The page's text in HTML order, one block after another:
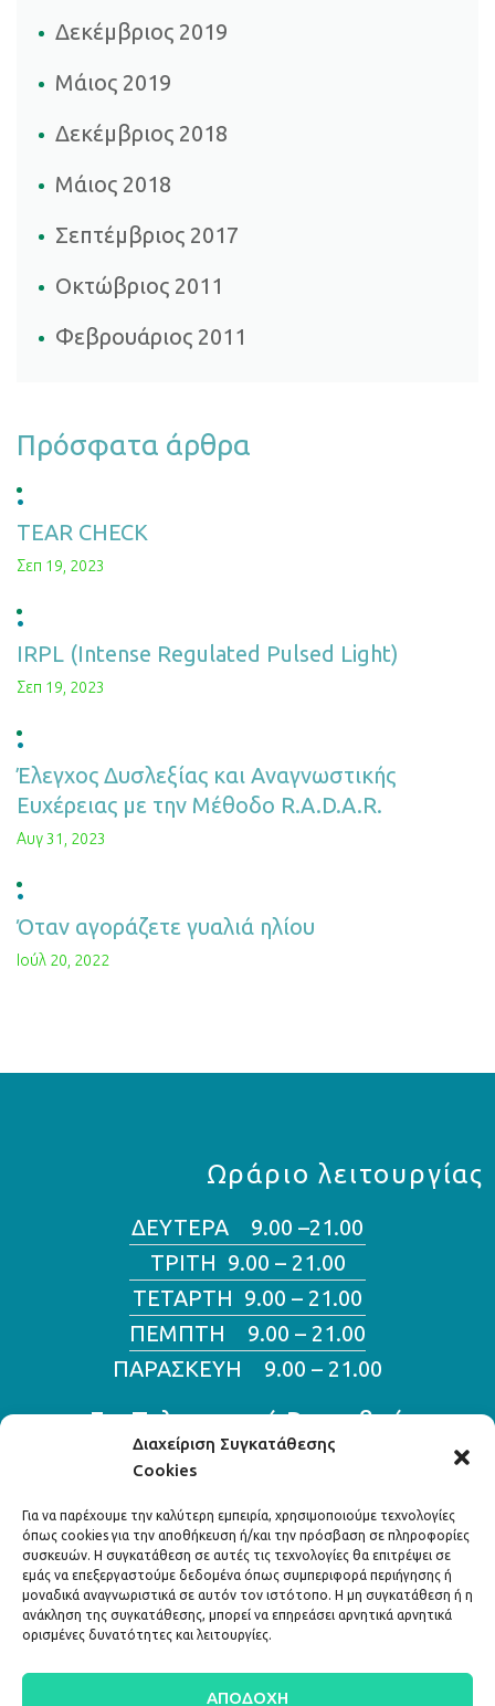
Διαχείριση Συγκατάθεσης
Cookies
Για να παρέχουμε την καλύτερη εμπειρία, χρησιμοποιούμε τεχνολογίες
όπως cookies για την αποθήκευση ή/και την πρόσβαση σε πληροφορίες
συσκευών. Η συγκατάθεση σε αυτές τις τεχνολογίες θα επιτρέψει σε
εμάς να επεξεργαστούμε δεδομένα όπως συμπεριφορά περιήγησης ή
μοναδικά αναγνωριστικά σε αυτόν τον ιστότοπο. Η μη συγκατάθεση ή η
ανάκληση της συγκατάθεσης, μπορεί να επηρεάσει αρνητικά αρνητικά
ορισμένες δυνατότητες και λειτουργίες.
ΑΠΟΔΟΧΉ
Δεκέμβριος 2019
Μάιος 2019
Δεκέμβριος 2018
Μάιος 2018
Σεπτέμβριος 2017
Οκτώβριος 2011
Φεβρουάριος 2011
Πρόσφατα άρθρα
TEAR CHECK
Σεπ 19, 2023
IRPL (Intense Regulated Pulsed Light)
Σεπ 19, 2023
Έλεγχος Δυσλεξίας και Αναγνωστικής
Ευχέρειας με την Μέθοδο R.A.D.A.R.
Αυγ 31, 2023
Όταν αγοράζετε γυαλιά ηλίου
Ιούλ 20, 2022
Ωράριο λειτουργίας
ΔΕΥΤΕΡΑ 9.00 –21.00
ΤΡΙΤΗ 9.00 – 21.00
ΤΕΤΑΡΤΗ 9.00 – 21.00
ΠΕΜΠΤΗ 9.00 – 21.00
ΠΑΡΑΣΚΕΥΗ 9.00 – 21.00
Για Τηλεφωνικά Ραντεβού
210 800 11 70
210 800 11 46
Διεύθυνση:
Λ. Κηφισίας 324,
Κηφισιά 145 63